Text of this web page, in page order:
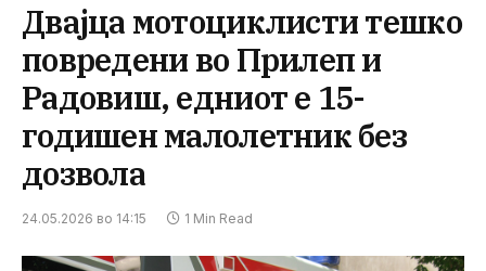
Двајца мотоциклисти тешко
повредени во Прилеп и
Радовиш, едниот е 15-
годишен малолетник без
дозвола
24.05.2026 во 14:15 1 Min Read